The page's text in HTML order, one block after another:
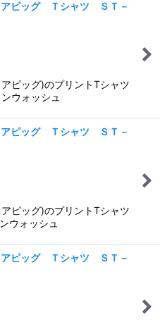
アピッグ Ｔシャツ ＳＴ－
ピッグ)のプリントTシャツ
ウォッシュ
アピッグ Ｔシャツ ＳＴ－
ピッグ)のプリントTシャツ
ウォッシュ
アピッグ Ｔシャツ ＳＴ－